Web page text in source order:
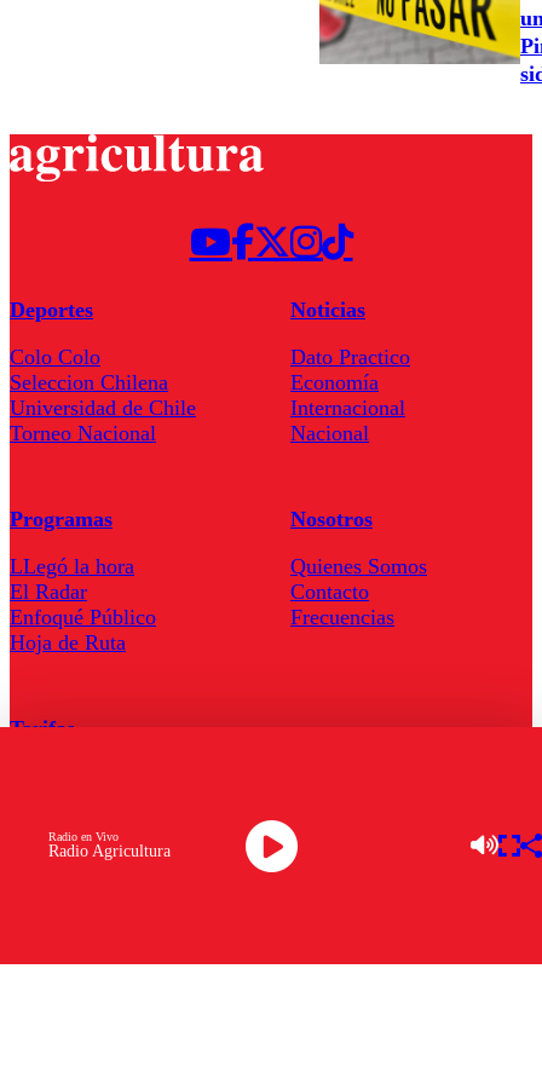
Radio Agricultura
Radio en Vivo
Deportes
Colo Colo
Seleccion Chilena
Universidad de Chile
Torneo Nacional
Noticias
Dato Practico
Economía
Internacional
Nacional
Programas
LLegó la hora
El Radar
Enfoqué Público
Hoja de Ruta
Nosotros
Quienes Somos
Contacto
Frecuencias
Tarifas
Descarga la APP